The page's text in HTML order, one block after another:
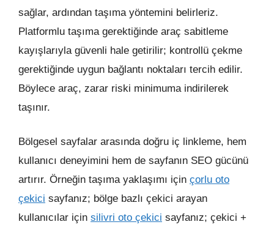
sağlar, ardından taşıma yöntemini belirleriz.
Platformlu taşıma gerektiğinde araç sabitleme
kayışlarıyla güvenli hale getirilir; kontrollü çekme
gerektiğinde uygun bağlantı noktaları tercih edilir.
Böylece araç, zarar riski minimuma indirilerek
taşınır.
Bölgesel sayfalar arasında doğru iç linkleme, hem
kullanıcı deneyimini hem de sayfanın SEO gücünü
artırır. Örneğin taşıma yaklaşımı için çorlu oto
çekici sayfanız; bölge bazlı çekici arayan
kullanıcılar için silivri oto çekici sayfanız; çekici +